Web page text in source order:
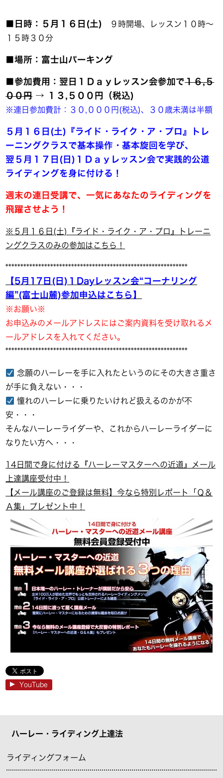
■日時：５月１６日(土) ９時開場、レッスン１０時～
１５時３０分
■場所：富士山パーキング
■参加費用：翌日１Ｄａｙレッスン会参加で１６,５
００円→ １３,５００円（税込)
※連日参加費計：３０,０００円(税込)、３０歳未満は半額
５月１６ 日(土)『ライド・ライク・ア・プロ』トレ
ーニングクラスで基本操作・基本旋回を学び、
翌５月１７日(日)１Ｄａｙレッスン会で実践的公道
ライディングを身に付ける！
週末の連日受講で、 一気にあなたのライディングを
飛躍させよう！
※５月１６日(土)『ライド・ライク・ア・プロ』トレーニ
ングクラスのみの参加はこちら！
*************************************************************
【5月17日(日)１Dayレッスン会“コーナリング
編”(富士山麓)参加申込はこちら】
※お願い※
お申込みのメールアドレスにはご案内資料を受け取れるメ
ールアドレスを入れてください。
*************************************************************
念願のハーレーを手に入れたというのにその大きさ重さ
が手に負えない・・・
憧れのハーレーに乗りたいけれど扱えるのかが不
安・・・
そんなハーレーライダーや、これからハーレーライダーに
なりたい方へ・・・
14日間で身に付ける『ハーレーマスターへの近道』メール
上達講座受付中！
【メール講座のご登録は無料】今なら特別レポート「Ｑ＆
Ａ集」プレゼント中！
YouTube
ハーレー・ライディング上達法
ライディングフォーム